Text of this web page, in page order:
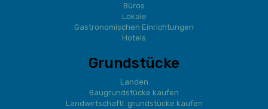
Büros
Lokale
Gastronomischen Einrichtungen
Hotels
Grundstücke
Landen
Baugrundstücke kaufen
Landwirtschaftl. grundstücke kaufen